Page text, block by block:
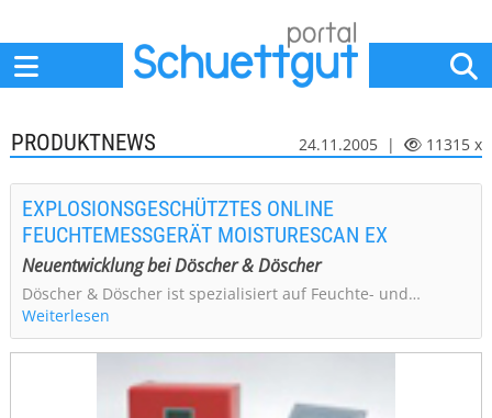
PRODUKTNEWS 24.11.2005 | 11315 x
EXPLOSIONSGESCHÜTZTES ONLINE
FEUCHTEMESSGERÄT MOISTURESCAN EX
Neuentwicklung bei Döscher & Döscher
Döscher & Döscher ist spezialisiert auf Feuchte- und…
Weiterlesen